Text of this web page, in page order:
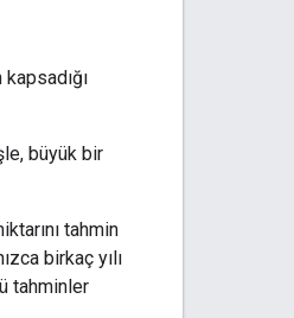
büyük bir
tahmin
birkaç yılı
tahminler